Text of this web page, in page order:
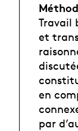
Travail
et
en
par